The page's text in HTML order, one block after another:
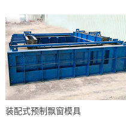
装配式预制飘窗模具